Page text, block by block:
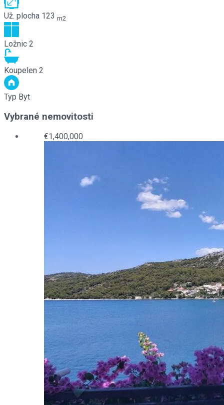
Už. plocha 123 m2
Ložnic 2
Koupelen 2
Typ Byt
Vybrané nemovitosti
€1,400,000